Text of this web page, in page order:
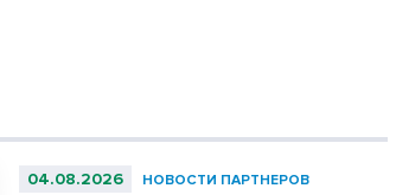
04.08.2026 НОВОСТИ ПАРТНЕРОВ